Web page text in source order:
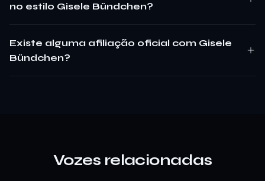
no estilo Gisele Bündchen?
Existe alguma afiliação oficial com Gisele
Bündchen?
Vozes relacionadas